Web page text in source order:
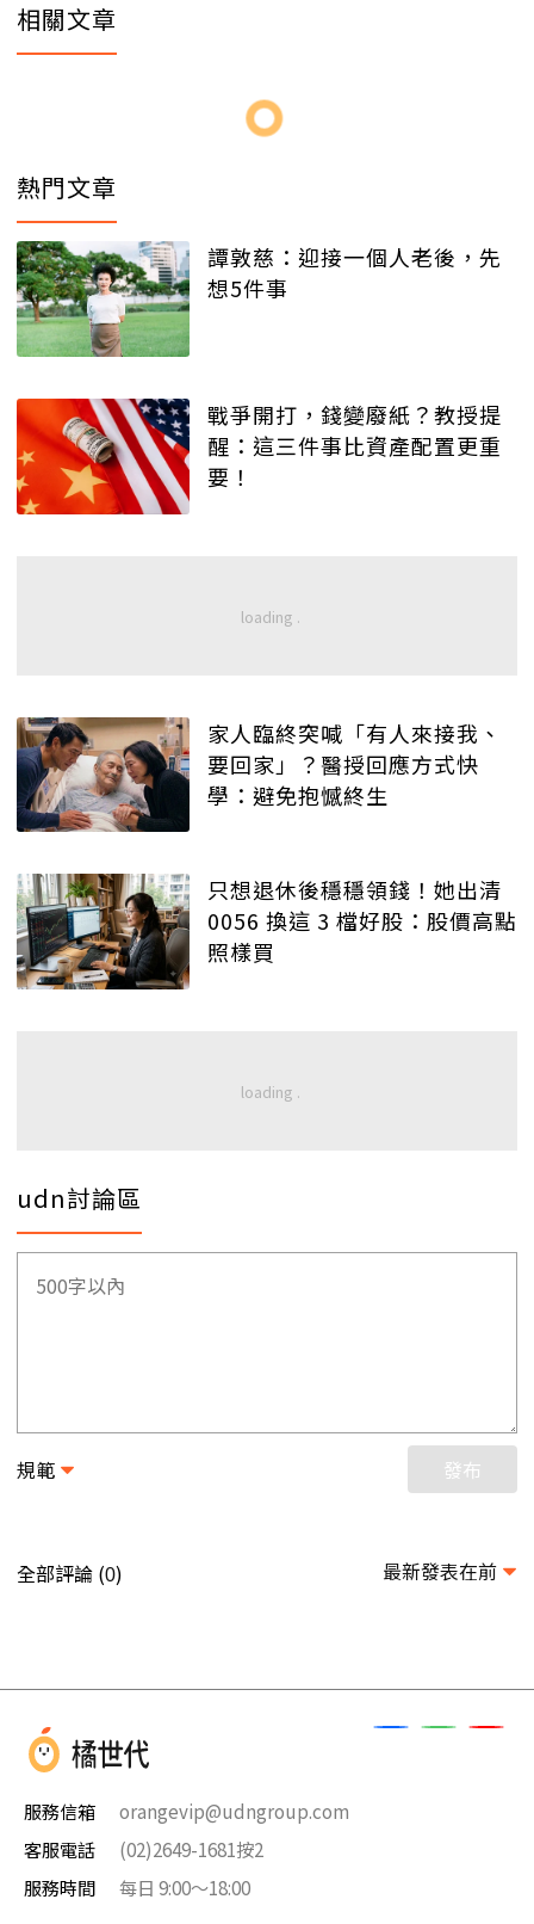
相關文章
熱門文章
譚敦慈：迎接一個人老後，先
想5件事
戰爭開打，錢變廢紙？教授提
醒：這三件事比資產配置更重
要！
家人臨終突喊「有人來接我、
要回家」？醫授回應方式快
學：避免抱憾終生
只想退休後穩穩領錢！她出清
0056 換這 3 檔好股：股價高點
照樣買
udn討論區
規範 發布
全部評論 (0) 最新發表在前
服務信箱
orangevip@udngroup.com
客服電話
(02)2649-1681按2
服務時間
每日 9:00～18:00